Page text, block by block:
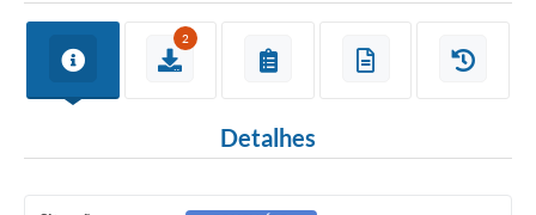
Diário Oficial 2
Detalhes